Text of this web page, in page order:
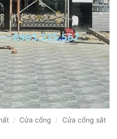
/ Cửa cổng /
Cửa cổng sắt